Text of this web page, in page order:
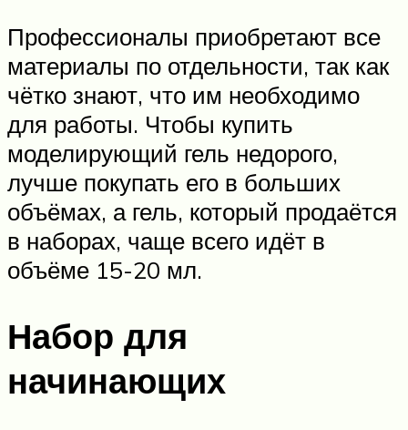
Профессионалы приобретают все
материалы по отдельности, так как
чётко знают, что им необходимо
для работы. Чтобы купить
моделирующий гель недорого,
лучше покупать его в больших
объёмах, а гель, который продаётся
в наборах, чаще всего идёт в
объёме 15-20 мл.
Набор для
начинающих